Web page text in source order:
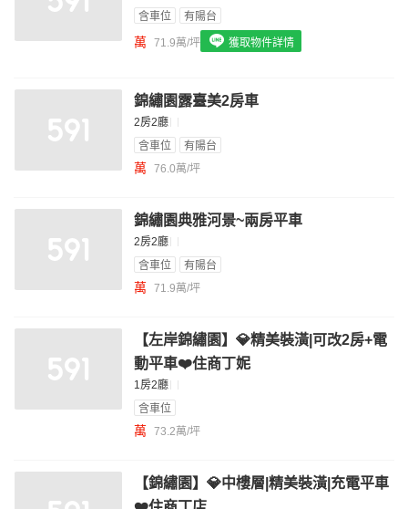
我想找廁所開窗的物件
我想找具垃圾處理的物件
含車位
有陽台
萬 71.9萬/坪 獲取物件詳情
錦繡園露臺美2房車
2房2廳
含車位
有陽台
萬 76.0萬/坪
錦繡園典雅河景~兩房平車
2房2廳
含車位
有陽台
萬 71.9萬/坪
【左岸錦繡園】💎精美裝潢|可改2房+電
動平車❤️住商丁妮
1房2廳
含車位
萬 73.2萬/坪
【錦繡園】💎中樓層|精美裝潢|充電平車